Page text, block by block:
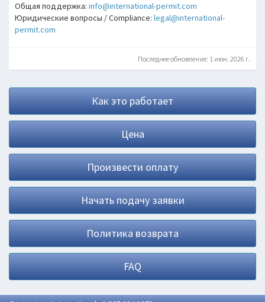
Общая поддержка: info@international-permit.com
Юридические вопросы / Compliance: legal@international-
permit.com
Последнее обновление: 1 июн. 2026 г.
Как это работает
Цена
Произвести оплату
Начать подачу заявки
Политика возврата
FAQ